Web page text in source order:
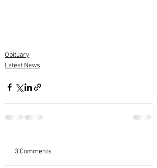
Obituary
Latest News
3 Comments